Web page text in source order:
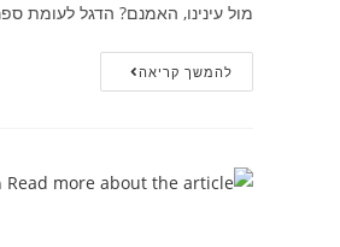
מול עינינו, האמנם? הדגל
להמשך קריאה